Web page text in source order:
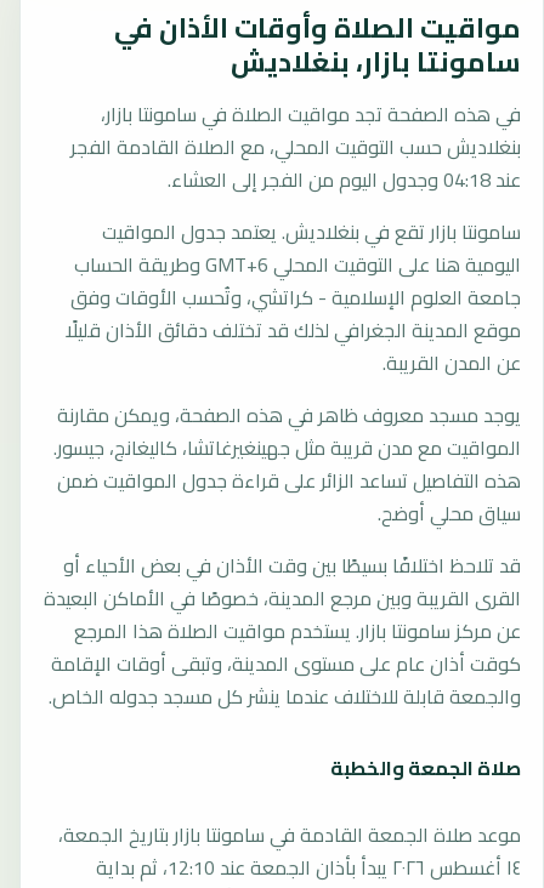
مواقيت الصلاة وأوقات الأذان في
سامونتا بازار، بنغلاديش
في هذه الصفحة تجد مواقيت الصلاة في سامونتا بازار،
بنغلاديش حسب التوقيت المحلي، مع الصلاة القادمة الفجر
عند 04:18 وجدول اليوم من الفجر إلى العشاء.
سامونتا بازار تقع في بنغلاديش. يعتمد جدول المواقيت
اليومية هنا على التوقيت المحلي GMT+6 وطريقة الحساب
جامعة العلوم الإسلامية - كراتشي، وتُحسب الأوقات وفق
موقع المدينة الجغرافي لذلك قد تختلف دقائق الأذان قليلًا
عن المدن القريبة.
يوجد مسجد معروف ظاهر في هذه الصفحة، ويمكن مقارنة
المواقيت مع مدن قريبة مثل جهينغيرغاتشا، كاليغانج، جيسور.
هذه التفاصيل تساعد الزائر على قراءة جدول المواقيت ضمن
سياق محلي أوضح.
قد تلاحظ اختلافًا بسيطًا بين وقت الأذان في بعض الأحياء أو
القرى القريبة وبين مرجع المدينة، خصوصًا في الأماكن البعيدة
عن مركز سامونتا بازار. يستخدم مواقيت الصلاة هذا المرجع
كوقت أذان عام على مستوى المدينة، وتبقى أوقات الإقامة
والجمعة قابلة للاختلاف عندما ينشر كل مسجد جدوله الخاص.
صلاة الجمعة والخطبة
موعد صلاة الجمعة القادمة في سامونتا بازار بتاريخ الجمعة،
١٤ أغسطس ٢٠٢٦ يبدأ بأذان الجمعة عند 12:10، ثم بداية